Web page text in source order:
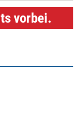
vorbei.